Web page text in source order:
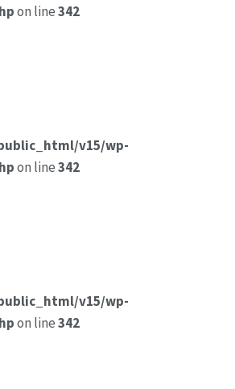
on line342
v15/wp-
on line342
v15/wp-
on line342